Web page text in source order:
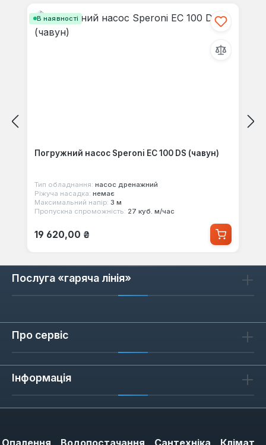
В наявності
Погружний насос Speroni EC 100 DS (чавун)
Тип обладнання: насос дренажний
Ріжуча насадка: немає
Максимальний напір: 3 м
Пропускна спроможність: 27 куб. м/час
Звичайна ціна:
19 620,00 ₴
Послуга «гаряча лінія»
Про сервіс
Інформація